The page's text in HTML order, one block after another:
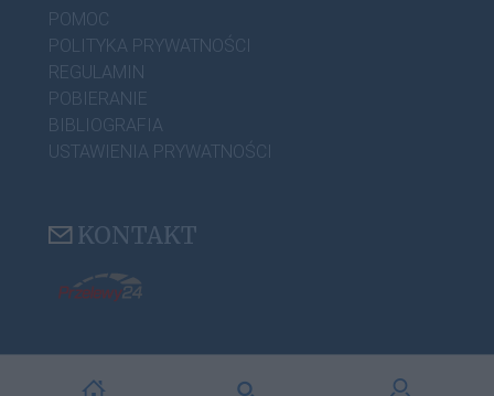
POMOC
POLITYKA PRYWATNOŚCI
REGULAMIN
POBIERANIE
BIBLIOGRAFIA
USTAWIENIA PRYWATNOŚCI
KONTAKT